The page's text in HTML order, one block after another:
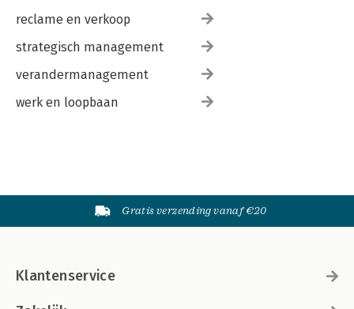
reclame en verkoop
strategisch management
verandermanagement
werk en loopbaan
Gratis verzending vanaf €20
Klantenservice